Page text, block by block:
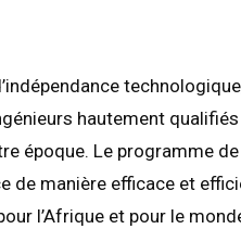
hautement
époque. Le programme de
de manière efficace et
l’Afrique et pour le